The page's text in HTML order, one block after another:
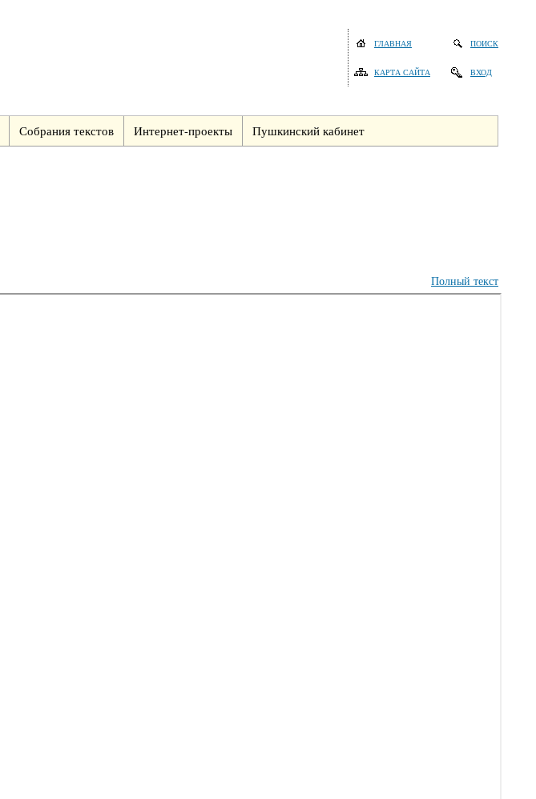
ГЛАВНАЯ
КАРТА САЙТА
ПОИСК
ВХОД
Собрания текстов Интернет-проекты Пушкинский кабинет
Полный текст